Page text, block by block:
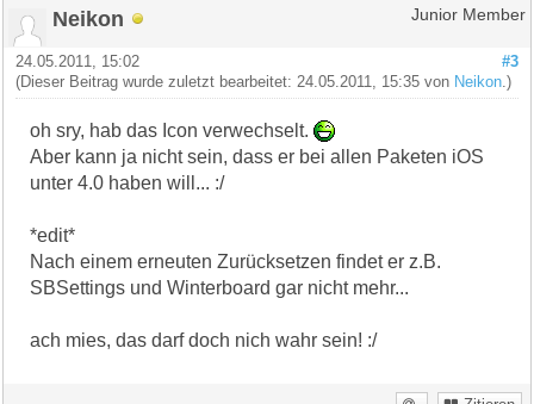
Neikon Junior Member
#3
24.05.2011, 15:02
(Dieser Beitrag wurde zuletzt bearbeitet: 24.05.2011, 15:35 von Neikon .)
oh sry, hab das Icon verwechselt.
Aber kann ja nicht sein, dass er bei allen Paketen iOS
unter 4.0 haben will... :/
*edit*
Nach einem erneuten Zurücksetzen findet er z.B.
SBSettings und Winterboard gar nicht mehr...
ach mies, das darf doch nich wahr sein! :/